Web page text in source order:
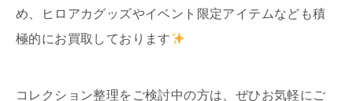
め、ヒロアカグッズやイベント限定アイテムなども積
極的にお買取しております
コレクション整理をご検討中の方は、ぜひお気軽にご